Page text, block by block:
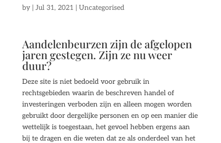
by | Jul 31, 2021 | Uncategorised
Aandelenbeurzen zijn de afgelopen
jaren gestegen. Zijn ze nu weer
duur?
Deze site is niet bedoeld voor gebruik in
rechtsgebieden waarin de beschreven handel of
investeringen verboden zijn en alleen mogen worden
gebruikt door dergelijke personen en op een manier die
wettelijk is toegestaan, het gevoel hebben ergens aan
bij te dragen en die weten dat ze als onderdeel van het